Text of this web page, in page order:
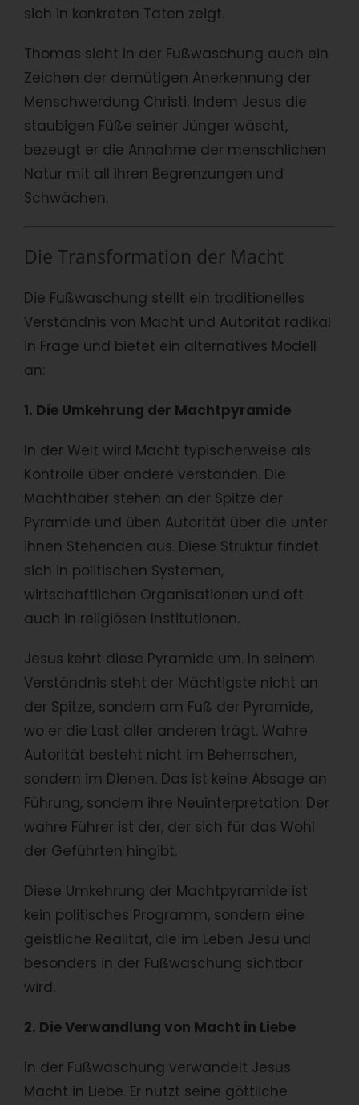
sich in konkreten Taten zeigt.
Thomas sieht in der Fußwaschung auch ein
Zeichen der demütigen Anerkennung der
Menschwerdung Christi. Indem Jesus die
staubigen Füße seiner Jünger wäscht,
bezeugt er die Annahme der menschlichen
Natur mit all ihren Begrenzungen und
Schwächen.
Die Transformation der Macht
Die Fußwaschung stellt ein traditionelles
Verständnis von Macht und Autorität radikal
in Frage und bietet ein alternatives Modell
an:
1. Die Umkehrung der Machtpyramide
In der Welt wird Macht typischerweise als
Kontrolle über andere verstanden. Die
Machthaber stehen an der Spitze der
Pyramide und üben Autorität über die unter
ihnen Stehenden aus. Diese Struktur findet
sich in politischen Systemen,
wirtschaftlichen Organisationen und oft
auch in religiösen Institutionen.
Jesus kehrt diese Pyramide um. In seinem
Verständnis steht der Mächtigste nicht an
der Spitze, sondern am Fuß der Pyramide,
wo er die Last aller anderen trägt. Wahre
Autorität besteht nicht im Beherrschen,
sondern im Dienen. Das ist keine Absage an
Führung, sondern ihre Neuinterpretation: Der
wahre Führer ist der, der sich für das Wohl
der Geführten hingibt.
Diese Umkehrung der Machtpyramide ist
kein politisches Programm, sondern eine
geistliche Realität, die im Leben Jesu und
besonders in der Fußwaschung sichtbar
wird.
2. Die Verwandlung von Macht in Liebe
In der Fußwaschung verwandelt Jesus
Macht in Liebe. Er nutzt seine göttliche